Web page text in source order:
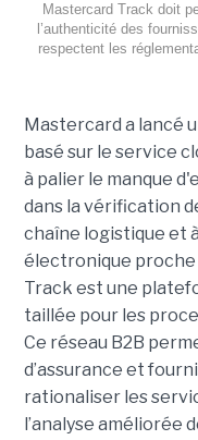
Mastercard Track doit
l’authenticité des
respectent les
Mastercard a lancé
basé sur le service
à palier le manque
dans la vérification
chaîne logistique et
électronique proche
Track est une
taillée pour les
Ce réseau B2B
d’assurance et
rationaliser les
l’analyse améliorée